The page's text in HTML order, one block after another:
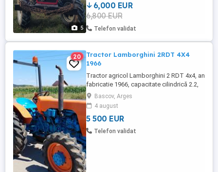
5
6,000 EUR
6,800 EUR
Telefon validat
20
Tractor Lamborghini 2RDT 4X4
1966
Tractor agricol Lamborghini 2 RDT 4x4, an
fabricatie 1966, capacitate cilindrică 2.2,
40 CP Greutate 1740 kg Răcire pe aer.
Tocatoare Palladino Utilajul este in
perfectă stare de funcționare. Tractorul se
poate inmatricula, cu acte in regulă
Bascov, Arges
4 august
5 500 EUR
Telefon validat